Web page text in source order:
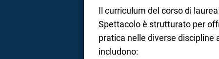
Il curriculum del corso di
Spettacolo è strutturato per
pratica nelle diverse discipline
includono: